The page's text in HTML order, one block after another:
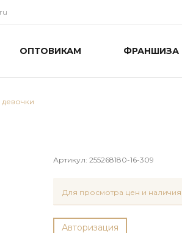
ОПТОВИКАМ ФРАНШИЗА
Артикул: 255268180-16-309
Для просмотра цен и наличия
Авторизация